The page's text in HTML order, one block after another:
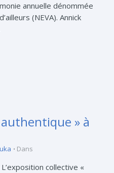
annuelle dénommée
(NEVA). Annick
» à
Dans
collective «